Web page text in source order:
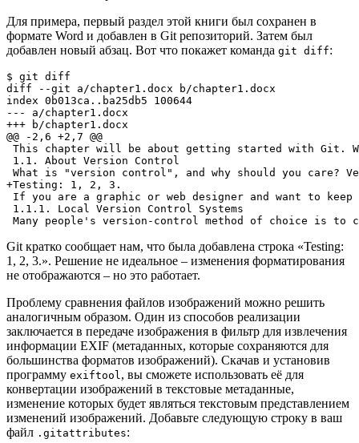
Для примера, первый раздел этой книги был сохранен в
формате Word и добавлен в Git репозиторий. Затем был
добавлен новый абзац. Вот что покажет команда git diff:
$ git diff
diff --git a/chapter1.docx b/chapter1.docx
index 0b013ca .. ba25db5 100644
--- a/chapter1.docx
+++ b/chapter1.docx
@@ -2,6 +2,7 @@
This chapter will be about getting started with Git.
1.1 . About Version Control
What is
"version control" , and why should you care?
+Testing: 1 , 2 , 3 .
If you are a graphic or web designer and want to
1.1 .1. Local Version Control Systems
Many people 's version-control method of choice is to
Git кратко сообщает нам, что была добавлена строка «Testing:
1, 2, 3.». Решение не идеальное – изменения форматирования
не отображаются – но это работает.
Проблему сравнения файлов изображений можно решить
аналогичным образом. Один из способов реализации
заключается в передаче изображения в фильтр для извлечения
информации EXIF (метаданных, которые сохраняются для
большинства форматов изображений). Скачав и установив
программу exiftool , вы сможете использовать её для
конвертации изображений в текстовые метаданные,
изменение которых будет являться текстовым представлением
изменений изображений. Добавьте следующую строку в ваш
файл .gitattributes: